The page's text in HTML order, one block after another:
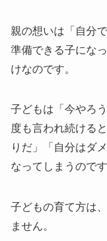
親の想いは「自分
準備できる子にな
けなのです。
子どもは「今やろ
度も言われ続ける
りだ」「自分はダ
なってしまうのです
子どもの育て方は
ません。